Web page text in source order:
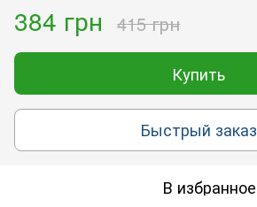
384 грн 415 грн
Купить
Быстрый заказ
В избранное